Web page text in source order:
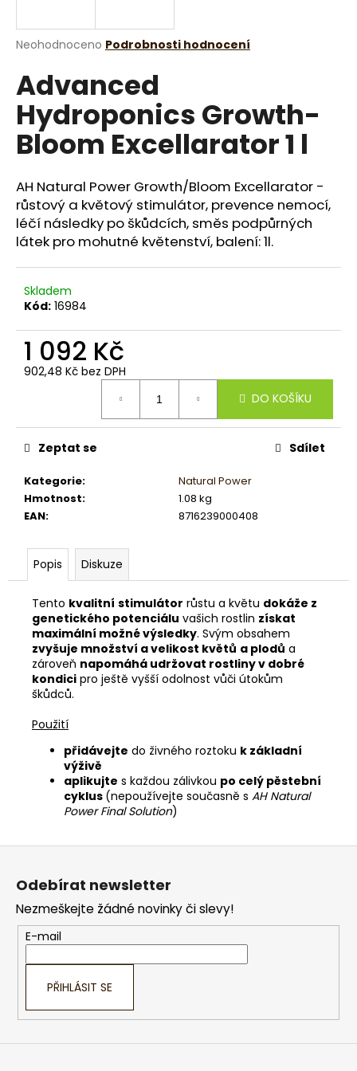
Průměrné
produktu
je
0,0
5
hvězdiček.
Neohodnoceno Podrobnosti hodnocení
Advanced
Hydroponics Growth-
Bloom Excellarator 1 l
AH Natural Power Growth/Bloom Excellarator -
růstový a květový stimulátor, prevence nemocí,
léčí následky po škůdcích, směs podpůrných
látek pro mohutné květenství, balení: 1l.
Skladem
Kód: 16984
1 092 Kč
902,48 Kč bez DPH
DO KOŠÍKU
Kategorie:
Natural Power
Hmotnost:
1.08 kg
EAN: 8716239000408
Zeptat se Sdílet
Popis Diskuze
Tento kvalitní stimulátor růstu a květu dokáže z
genetického potenciálu vašich rostlin získat
maximální možné výsledky. Svým obsahem
zvyšuje množství a velikost květů a plodů a
zároveň napomáhá udržovat rostliny v dobré
kondici pro ještě vyšší odolnost vůči útokům
škůdců.
Použití
přidávejte do živného roztoku k základní
výživě
aplikujte s každou zálivkou po celý pěstební
cyklus (nepoužívejte současně s AH Natural
Power Final Solution)
j
t
?
HLEDAT
o
p
o
r
u
u
m
e
Z
Odebírat newsletter
Nezmeškejte žádné novinky či slevy!
E-mail
PŘIHLÁSIT SE